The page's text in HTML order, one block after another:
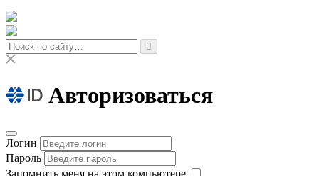
Авторизоваться
Логин
Пароль